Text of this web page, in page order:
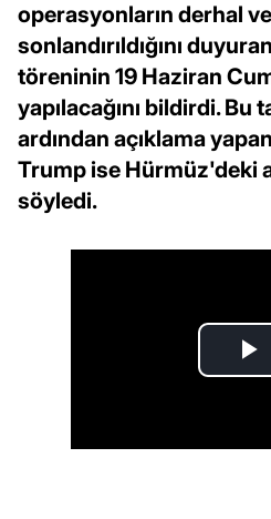
operasyonların derhal
sonlandırıldığını
töreninin 19 Haziran
yapılacağını bildirdi.
ardından açıklama
Trump ise Hürmüz'deki
söyledi.